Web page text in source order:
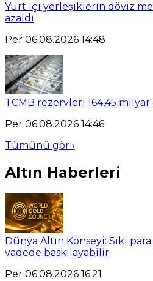
Yurt içi yerleşiklerin döviz
azaldı
Per 06.08.2026 14:48
TCMB rezervleri 164,45
Per 06.08.2026 14:46
Tümünü gör ›
Altın Haberleri
Dünya Altın Konseyi: Sıkı
vadede baskılayabilir
Per 06.08.2026 16:21